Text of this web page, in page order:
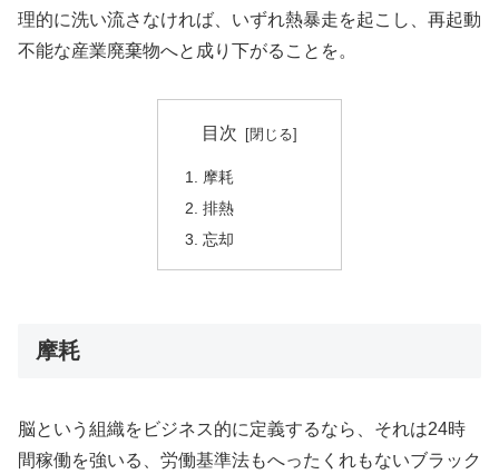
理的に洗い流さなければ、いずれ熱暴走を起こし、再起動
不能な産業廃棄物へと成り下がることを。
目次
摩耗
排熱
忘却
摩耗
脳という組織をビジネス的に定義するなら、それは24時
間稼働を強いる、労働基準法もへったくれもないブラック